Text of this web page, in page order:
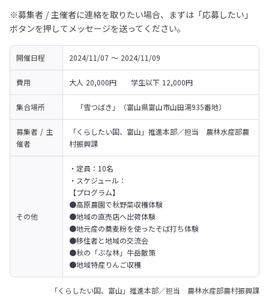
※募集者 / 主催者に連絡を取りたい場合、まずは「応募したい」
ボタンを押してメッセージを送ってください。
開催日程 2024/11/07 〜 2024/11/09
費用 大人 20,000円　　学生以下 12,000円
集合場所 「雪つばき」（富山県富山市山田湯935番地）
募集者 / 主
催者
「くらしたい国、富山」推進本部／担当　農林水産部農
村振興課
その他
・定員：10名
・スケジュール：
【プログラム】
●高原農園で秋野菜収穫体験
●地域の直売店へ出荷体験
●地元産の蕎麦粉を使ったそば打ち体験
●移住者と地域の交流会
●秋の「ぶな林」牛岳散策
●地域特産りんご収穫
「くらしたい国、富山」推進本部／担当 農林水産部農村振興課